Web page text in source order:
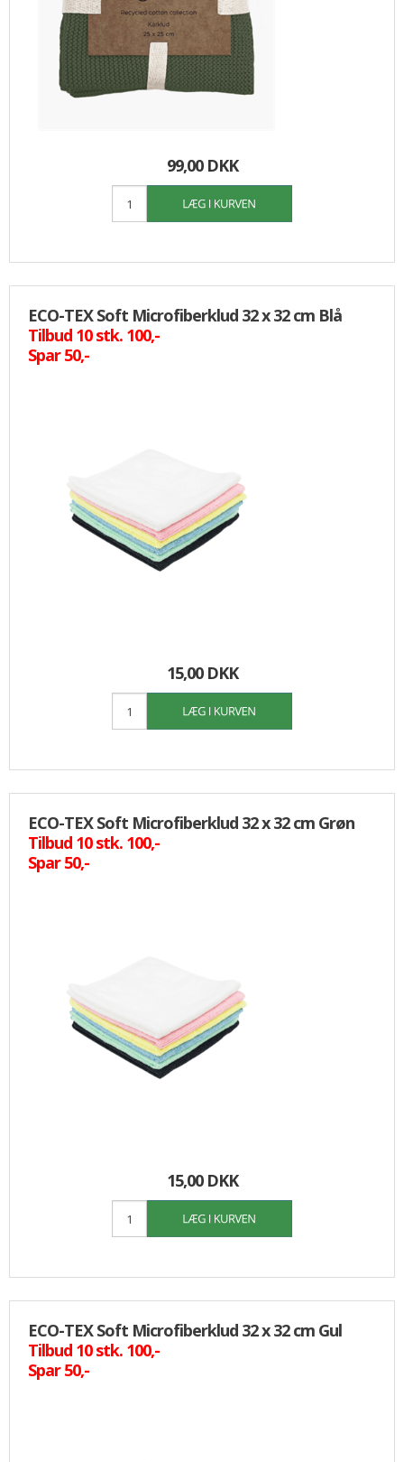
99,00 DKK
ECO-TEX Soft Microfiberklud 32 x 32 cm Blå
Tilbud 10 stk. 100,-
Spar 50,-
15,00 DKK
ECO-TEX Soft Microfiberklud 32 x 32 cm Grøn
Tilbud 10 stk. 100,-
Spar 50,-
15,00 DKK
ECO-TEX Soft Microfiberklud 32 x 32 cm Gul
Tilbud 10 stk. 100,-
Spar 50,-